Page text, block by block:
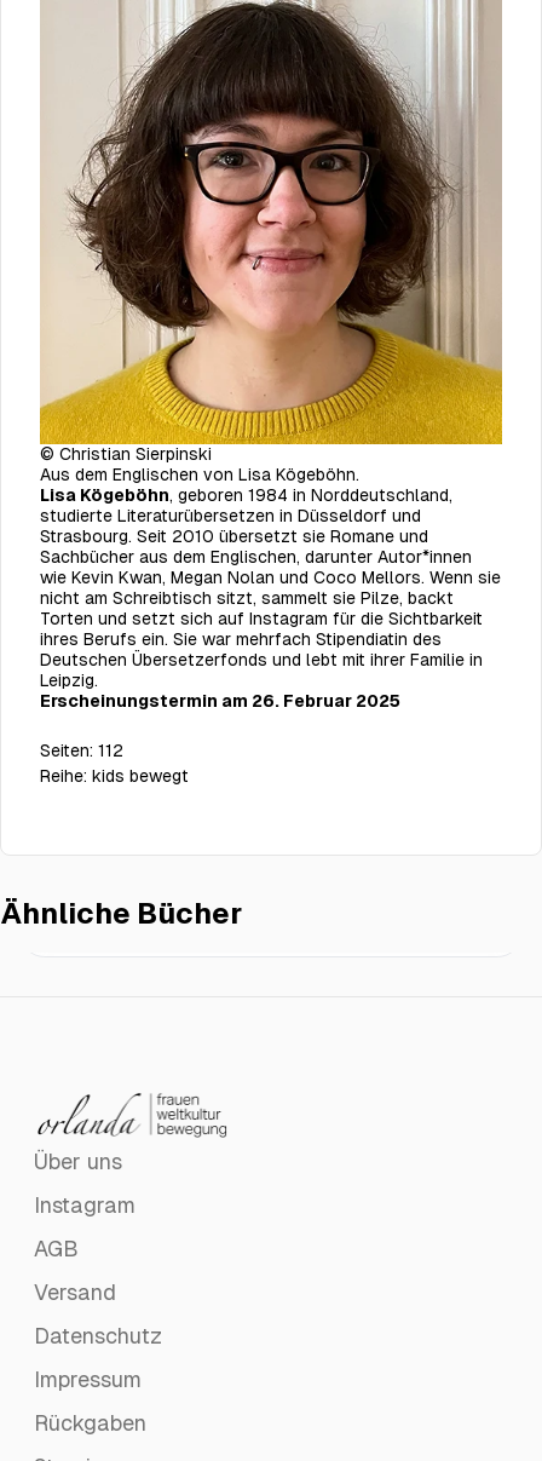
© Christian Sierpinski
Aus dem Englischen von Lisa Kögeböhn.
Lisa Kögeböhn, geboren 1984 in Norddeutschland,
studierte Literaturübersetzen in Düsseldorf und
Strasbourg. Seit 2010 übersetzt sie Romane und
Sachbücher aus dem Englischen, darunter Autor*innen
wie Kevin Kwan, Megan Nolan und Coco Mellors. Wenn sie
nicht am Schreibtisch sitzt, sammelt sie Pilze, backt
Torten und setzt sich auf Instagram für die Sichtbarkeit
ihres Berufs ein. Sie war mehrfach Stipendiatin des
Deutschen Übersetzerfonds und lebt mit ihrer Familie in
Leipzig.
Erscheinungstermin am 26. Februar 2025
Seiten: 112
Reihe: kids bewegt
Ähnliche Bücher
Über uns
Instagram
AGB
Versand
Datenschutz
Impressum
Rückgaben